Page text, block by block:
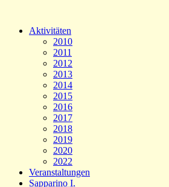
Aktivitäten
2010
2011
2012
2013
2014
2015
2016
2017
2018
2019
2020
2022
Veranstaltungen
Sapparino I.